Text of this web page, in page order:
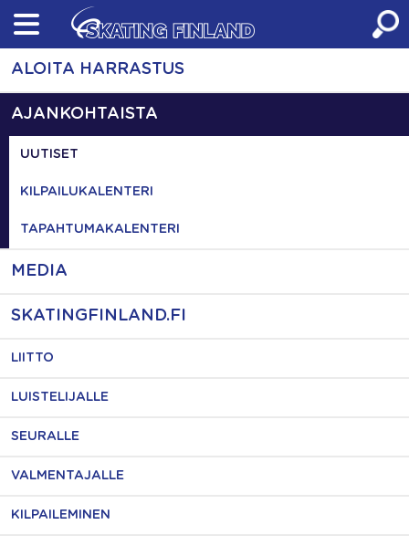
Skip
content
ALOITA HARRASTUS
AJANKOHTAISTA
UUTISET
KILPAILUKALENTERI
TAPAHTUMAKALENTERI
MEDIA
SKATINGFINLAND.FI
LIITTO
LUISTELIJALLE
SEURALLE
VALMENTAJALLE
KILPAILEMINEN